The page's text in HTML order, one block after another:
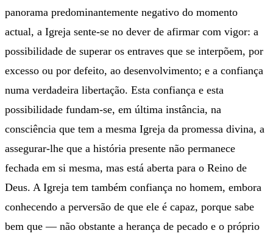
panorama predominantemente negativo do momento
actual, a Igreja sente-se no dever de afirmar com vigor: a
possibilidade de superar os entraves que se interpõem, por
excesso ou por defeito, ao desenvolvimento; e a confiança
numa verdadeira libertação. Esta confiança e esta
possibilidade fundam-se, em última instância, na
consciência que tem a mesma Igreja da promessa divina, a
assegurar-lhe que a história presente não permanece
fechada em si mesma, mas está aberta para o Reino de
Deus. A Igreja tem também confiança no homem, embora
conhecendo a perversão de que ele é capaz, porque sabe
bem que — não obstante a herança de pecado e o próprio